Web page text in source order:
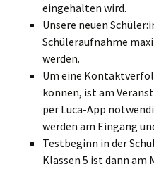
eingehalten wird.
Unsere neuen
Schüleraufnahme
werden.
Um eine
können, ist am
per Luca-App
werden am Eingang
Testbeginn in der
Klassen 5 ist dann am